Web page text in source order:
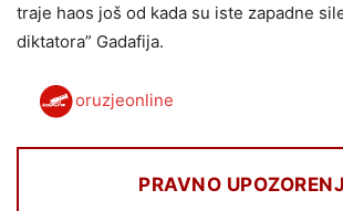
traje haos još od kada su iste zapadne
diktatora” Gadafija.
oruzjeonline
PRAVNO